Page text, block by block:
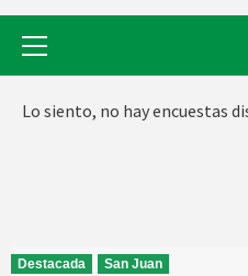
Lo siento, no hay encuestas
Destacada San Juan